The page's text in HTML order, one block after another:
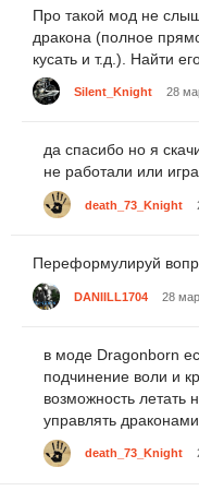
Про такой мод не
дракона (полное
кусать и т.д.). Найти
Silent_Knight 28
да спасибо но я
не работали или
death_73_Knight
Переформулируй
DANIILL1704 28
в моде Dragonborn
подчинение воли и
возможность летать
управлять драконами
death_73_Knight